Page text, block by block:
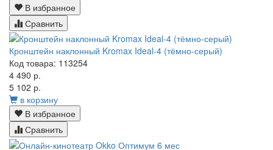
В избранное
Сравнить
Кронштейн наклонный Kromax Ideal-4 (тёмно-серый)
Код товара: 113254
4 490 р.
5 102 р.
в корзину
В избранное
Сравнить